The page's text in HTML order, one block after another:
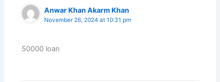
Anwar Khan Akarm Khan
November 26, 2024 at 10:31 pm
50000 loan